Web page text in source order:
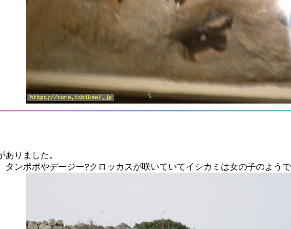
りました。
タンポポやデージー?クロッカスが咲いていてイシカミは女の子のよう